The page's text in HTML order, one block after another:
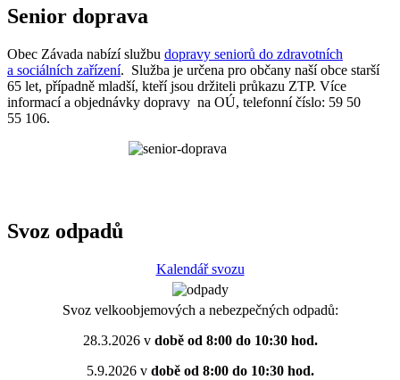
Senior doprava
Obec Závada nabízí službu dopravy seniorů do zdravotních
a sociálních zařízení. Služba je určena pro občany naší obce starší
65 let, případně mladší, kteří jsou držiteli průkazu ZTP. Více
informací a objednávky dopravy na OÚ, telefonní číslo: 59 50
55 106.
Svoz odpadů
Kalendář svozu
Svoz velkoobjemových a nebezpečných odpadů:
28.3.2026 vdobě od 8:00 do 10:30 hod.
5.9.2026 vdobě od 8:00 do 10:30 hod.